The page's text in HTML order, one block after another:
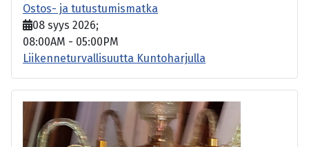
Ostos- ja tutustumismatka
08 syys 2026;
08:00AM - 05:00PM
Liikenneturvallisuutta Kuntoharjulla